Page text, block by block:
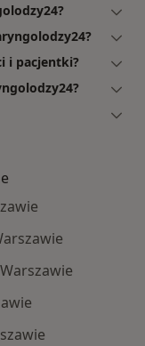
i pacjentki?